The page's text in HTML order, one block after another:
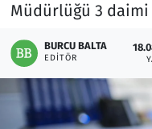
Müdürlüğü 3
BURCU BALTA
EDITÖR
Memur ve Kamu
Otomobil
Oyun